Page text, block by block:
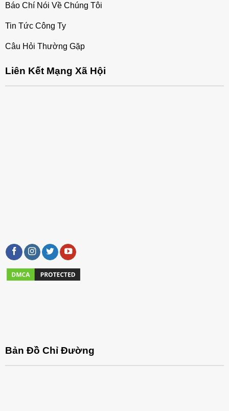
Báo Chí Nói Về Chúng Tôi
Tin Tức Công Ty
Câu Hỏi Thường Gặp
Liên Kết Mạng Xã Hội
Bản Đồ Chỉ Đường